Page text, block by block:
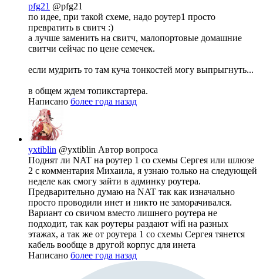
pfg21 @pfg21
по идее, при такой схеме, надо роутер1 просто
превратить в свитч :)
а лучше заменить на свитч, малопортовые домашние
свитчи сейчас по цене семечек.
если мудрить то там куча тонкостей могу выпрыгнуть...
в общем ждем топикстартера.
Написано более года назад
yxtiblin @yxtiblin Автор вопроса
Поднят ли NAT на роутер 1 со схемы Сергея или шлюзе
2 с комментария Михаила, я узнаю только на следующей
неделе как смогу зайти в админку роутера.
Предварительно думаю на NAT так как изначально
просто проводили инет и никто не заморачивался.
Вариант со свичом вместо лишнего роутера не
подходит, так как роутеры раздают wifi на разных
этажах, а так же от роутера 1 со схемы Сергея тянется
кабель вообще в другой корпус для инета
Написано более года назад